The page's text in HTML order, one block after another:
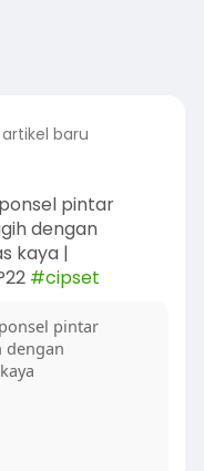
baru
pintar
dengan
kaya |
#cipset